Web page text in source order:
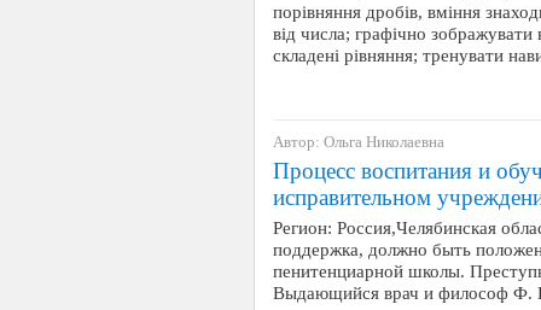
порівняння дробів, вміння
від числа; графічно зображувати
складені рівняння; тренувати
Автор: Ольга Николаевна
Процесс воспитания и
исправительном
Регион: Россия,Челябинская
поддержка, должно быть
пенитенциарной школы.
Выдающийся врач и философ Ф.